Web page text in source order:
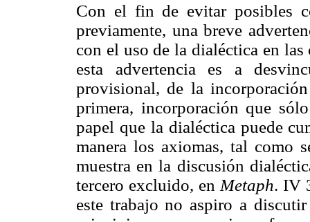
Con el fin de evitar posibles
previamente, una breve
con el uso de la dialéctica en
esta advertencia es a
provisional, de la
primera, incorporación que
papel que la dialéctica puede
manera los axiomas, tal como
muestra en la discusión
tercero excluido, en Metaph. IV
este trabajo no aspiro a